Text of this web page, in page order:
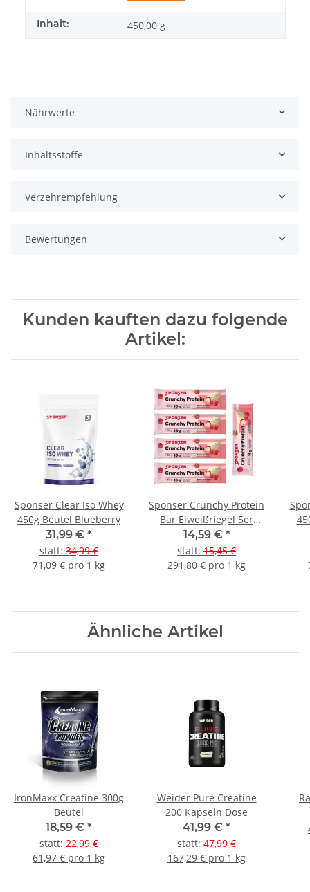
Inhalt: 450,00 g
Nährwerte
Inhaltsstoffe
Verzehrempfehlung
Bewertungen
Kunden kauften dazu folgende
Artikel:
Sponser Clear Iso Whey
450g Beutel Blueberry
31,99 € *
statt: 34,99 €
71,09 € pro 1 kg
Sponser Crunchy Protein
Bar Eiweißriegel 5er
Pack Raspberry
(Himbeer)
14,59 € *
statt: 15,45 €
291,80 € pro 1 kg
Ähnliche Artikel
IronMaxx Creatine 300g
Beutel
18,59 € *
statt: 22,99 €
61,97 € pro 1 kg
Weider Pure Creatine
200 Kapseln Dose
41,99 € *
statt: 47,99 €
167,29 € pro 1 kg